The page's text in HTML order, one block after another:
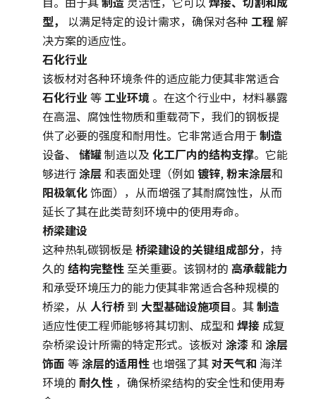
型，
以满足特定的设计需求，确保对各种 工程解
决方案的适应性。
石化行业
该板材对各种环境条件的适应能力使其非常适合
石化行业等工业环境 。在这个行业中，材料暴露
在高温、腐蚀性物质和重载荷下，我们的钢板提
供了必要的强度和耐用性。它非常适合用于制造
设备、 储罐制造以及 化工厂内的结构支撑。它能
够进行涂层和表面处理（例如 镀锌,粉末涂层和
阳极氧化饰面），从而增强了其耐腐蚀性，从而
延长了其在此类苛刻环境中的使用寿命。
桥梁建设
这种热轧碳钢板是桥梁建设的关键组成部分，持
久的 结构完整性至关重要。该钢材的 高承载能力
和承受环境压力的能力使其非常适合各种规模的
桥梁，从 人行桥 到 大型基础设施项目。其制造
适应性使工程师能够将其切割、成型和 焊接 成复
杂桥梁设计所需的特定形式。该板对 涂漆和 涂层
饰面 等涂层的适用性也增强了其对天气和 海洋
环境的 耐久性 ，确保桥梁结构的安全性和使用寿